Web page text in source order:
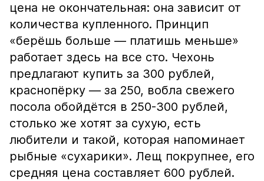
цена не окончательная: она зависит от
количества купленного. Принцип
«берёшь больше — платишь меньше»
работает здесь на все сто. Чехонь
предлагают купить за 300 рублей,
краснопёрку — за 250, вобла свежего
посола обойдётся в 250-300 рублей,
столько же хотят за сухую, есть
любители и такой, которая напоминает
рыбные «сухарики». Лещ покрупнее, его
средняя цена составляет 600 рублей.